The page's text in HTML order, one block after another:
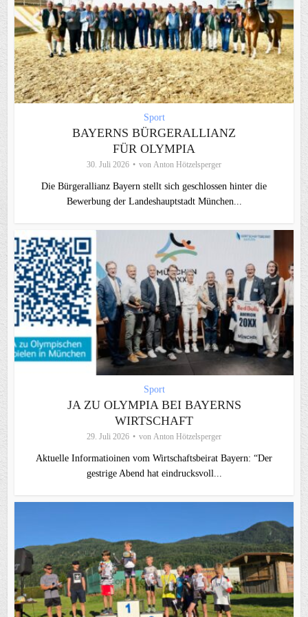
Sport
BAYERNS BÜRGERALLIANZ
FÜR OLYMPIA
30. Juli 2026 von Anton Hötzelsperger
Die Bürgerallianz Bayern stellt sich geschlossen hinter die
Bewerbung der Landeshauptstadt München...
Sport
JA ZU OLYMPIA BEI BAYERNS
WIRTSCHAFT
29. Juli 2026 von Anton Hötzelsperger
Aktuelle Informatioinen vom Wirtschaftsbeirat Bayern: “Der
gestrige Abend hat eindrucksvoll...